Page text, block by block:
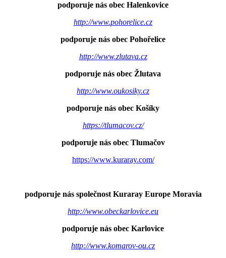
podporuje nás obec Halenkovice
http://www.pohorelice.cz
podporuje nás obec Pohořelice
http://www.zlutava.cz
podporuje nás obec Žlutava
http://www.oukosiky.cz
podporuje nás obec Košíky
https://tlumacov.cz/
podporuje nás obec Tlumačov
https://www.kuraray.com/
podporuje nás společnost Kuraray Europe Moravia
http://www.obeckarlovice.eu
podporuje nás obec Karlovice
http://www.komarov-ou.cz